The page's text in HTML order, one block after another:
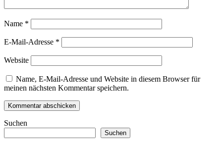
Name *
E-Mail-Adresse *
Website
Name, E-Mail-Adresse und Website in diesem Browser für
meinen nächsten Kommentar speichern.
Suchen
Suchen